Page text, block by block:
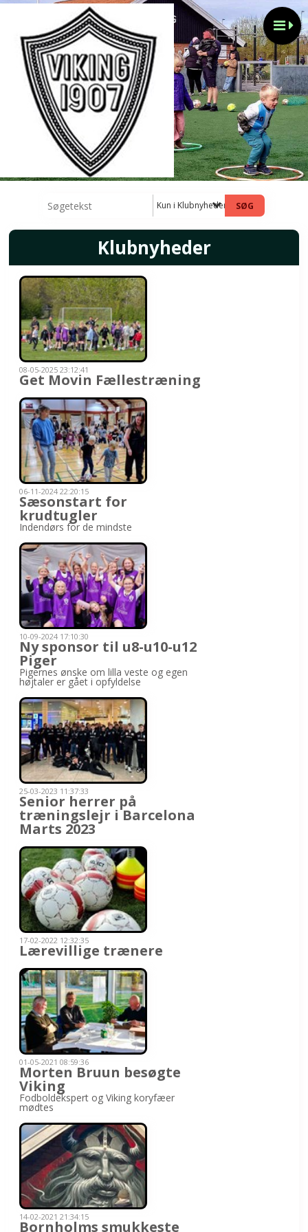
Kun i Klubnyheder
Klubnyheder
08-05-2025 23:12:41
Get Movin Fællestræning
06-11-2024 22:20:15
Sæsonstart for
krudtugler
Indendørs for de mindste
10-09-2024 17:10:30
Ny sponsor til u8-u10-u12
Piger
Pigernes ønske om lilla veste og egen
højtaler er gået i opfyldelse
25-03-2023 11:37:33
Senior herrer på
træningslejr i Barcelona
Marts 2023
17-02-2022 12:32:35
Lærevillige trænere
01-05-2021 08:59:36
Morten Bruun besøgte
Viking
Fodboldekspert og Viking koryfæer
mødtes
14-02-2021 21:34:15
Bornholms smukkeste